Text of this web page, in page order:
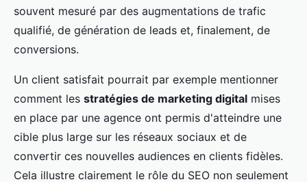
souvent mesuré par des augmentations de trafic
qualifié, de génération de leads et, finalement, de
conversions.
Un client satisfait pourrait par exemple mentionner
comment les stratégies de marketing digital mises
en place par une agence ont permis d'atteindre une
cible plus large sur les réseaux sociaux et de
convertir ces nouvelles audiences en clients fidèles.
Cela illustre clairement le rôle du SEO non seulement